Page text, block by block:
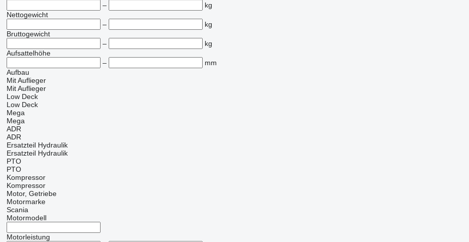
–
kg
Nettogewicht
–
kg
Bruttogewicht
–
kg
Aufsattelhöhe
–
mm
Aufbau
Mit Auflieger
Mit Auflieger
Low Deck
Low Deck
Mega
Mega
ADR
ADR
Ersatzteil Hydraulik
Ersatzteil Hydraulik
PTO
PTO
Kompressor
Kompressor
Motor, Getriebe
Motormarke
Scania
Motormodell
Motorleistung